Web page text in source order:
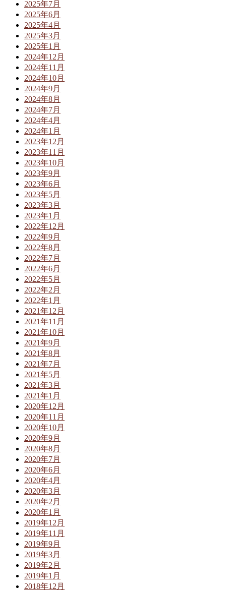
2025年7月
2025年6月
2025年4月
2025年3月
2025年1月
2024年12月
2024年11月
2024年10月
2024年9月
2024年8月
2024年7月
2024年4月
2024年1月
2023年12月
2023年11月
2023年10月
2023年9月
2023年6月
2023年5月
2023年3月
2023年1月
2022年12月
2022年9月
2022年8月
2022年7月
2022年6月
2022年5月
2022年2月
2022年1月
2021年12月
2021年11月
2021年10月
2021年9月
2021年8月
2021年7月
2021年5月
2021年3月
2021年1月
2020年12月
2020年11月
2020年10月
2020年9月
2020年8月
2020年7月
2020年6月
2020年4月
2020年3月
2020年2月
2020年1月
2019年12月
2019年11月
2019年9月
2019年3月
2019年2月
2019年1月
2018年12月